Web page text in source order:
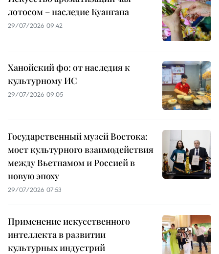
лотосом – наследие Куангана
29/07/2026 09:42
Ханойский фо: от наследия к
культурному ИС
29/07/2026 09:05
Государственный музей Востока:
мост культурного взаимодействия
между Вьетнамом и Россией в
новую эпоху
29/07/2026 07:53
Применение искусственного
интеллекта в развитии
культурных индустрий